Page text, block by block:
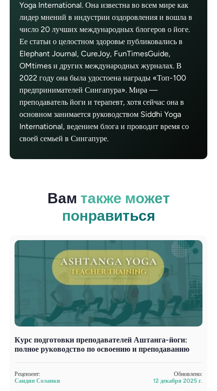
Yoga International. Она известна во всем мире как
лидер мнений в индустрии оздоровления и вошла в
число 20 лучших международных блогеров о йоге.
Ее статьи о целостном здоровье публиковались в
Elephant Journal, CureJoy, FunTimesGuide,
OMtimes и других международных журналах. В
2022 году она была удостоена награды «Топ-100
предпринимателей Сингапура». Мира —
преподаватель йоги и терапевт, хотя сейчас она в
основном занимается руководством Siddhi Yoga
International, ведением блога и проводит время со
своей семьей в Сингапуре.
Вам также может
понравиться
Курс подготовки преподавателей Аштанга-йоги:
полное руководство по освоению и преподаванию
Рецензент:
Сандип Соланки
Обновлено:
12 декабря 2025 г.